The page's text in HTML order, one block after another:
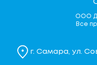
ООО
Все
г. Самара, ул.